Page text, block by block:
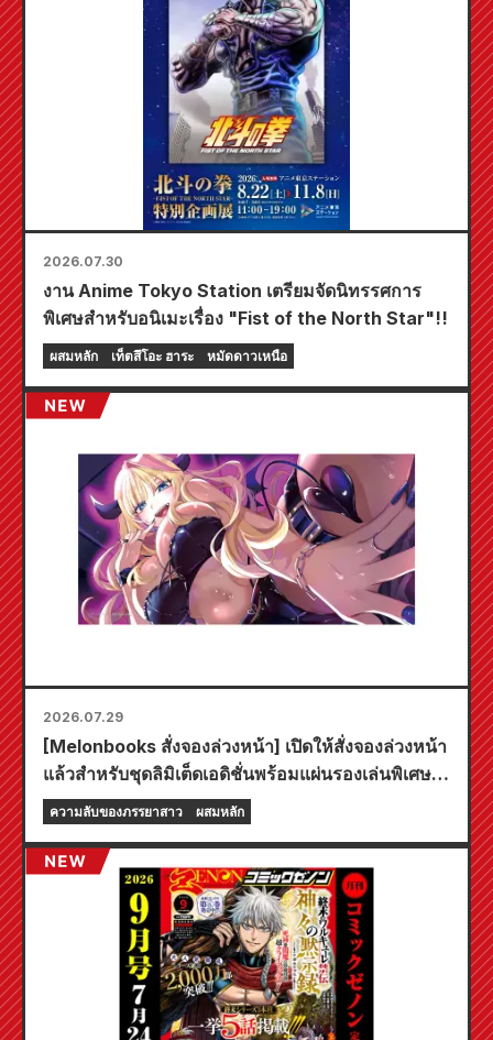
2026.07.30
งาน Anime Tokyo Station เตรียมจัดนิทรรศการ
พิเศษสำหรับอนิเมะเรื่อง "Fist of the North Star"!!
ผสมหลัก เท็ตสึโอะ ฮาระ หมัดดาวเหนือ
2026.07.29
[Melonbooks สั่งจองล่วงหน้า] เปิดให้สั่งจองล่วงหน้า
แล้วสำหรับชุดลิมิเต็ดเอดิชั่นพร้อมแผ่นรองเล่นพิเศษที่
มีภาพประกอบสุดงดงามของฟูยูกิ โทโจ วาดโดยคุโด!
เล่มที่ 6 ล่าสุดของ "ความลับของเจ้าสาวสาว" มี
กำหนดวางจำหน่ายในวันที่ 20 ตุลาคมนี้!
ความลับของภรรยาสาว ผสมหลัก